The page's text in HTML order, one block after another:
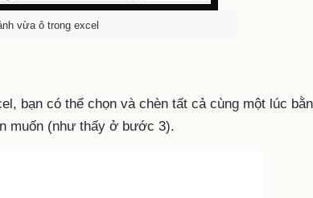
vừa ô trong excel
bạn có thể chọn và chèn tất cả cùng một lúc
muốn (như thấy ở bước 3).